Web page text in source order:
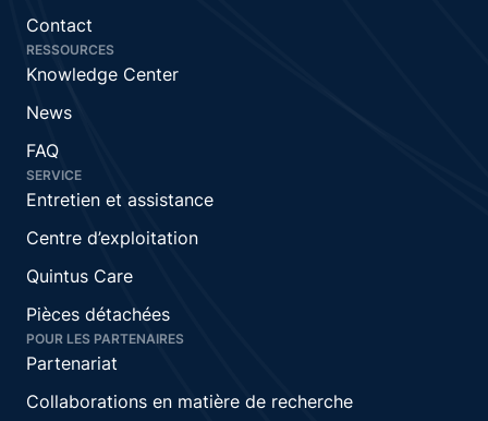
Contact
RESSOURCES
Knowledge Center
News
FAQ
SERVICE
Entretien et assistance
Centre d’exploitation
Quintus Care
Pièces détachées
POUR LES PARTENAIRES
Partenariat
Collaborations en matière de recherche